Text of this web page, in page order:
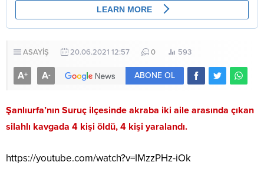
ASAYİŞ 20.06.2021 12:57 0 593
A+ A- ABONE OL
Şanlıurfa’nın Suruç ilçesinde akraba iki aile arasında çıkan
silahlı kavgada 4 kişi öldü, 4 kişi yaralandı.
https://youtube.com/watch?v=IMzzPHz-iOk